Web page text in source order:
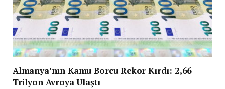
Almanya’nın Kamu Borcu Rekor Kırdı: 2,66
Trilyon Avroya Ulaştı